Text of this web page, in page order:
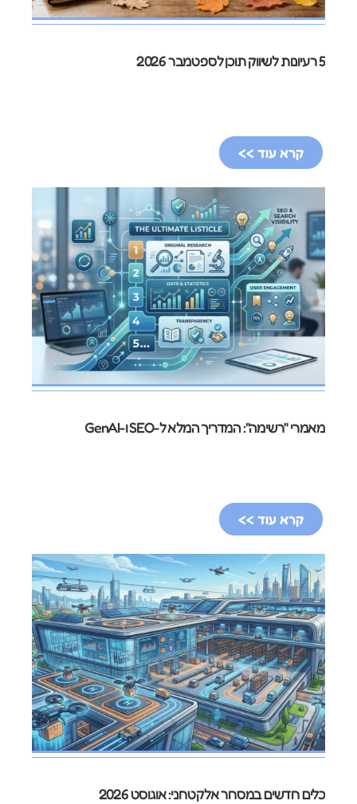
5 רעיונות לשיווק תוכן לספטמבר 2026
קרא עוד >>
מאמרי "רשימה": המדריך המלא ל-SEO ו-GenAI
קרא עוד >>
כלים חדשים במסחר אלקטרוני: אוגוסט 2026